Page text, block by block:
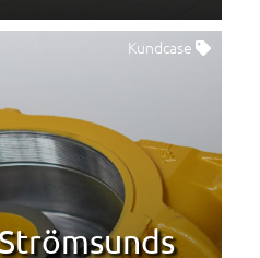
Kundcase